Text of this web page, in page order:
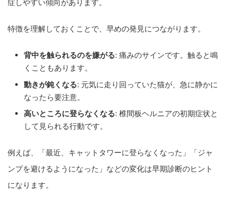
症しやすい傾向があります。
特徴を理解しておくことで、早めの発見につながります。
背中を触られるのを嫌がる: 痛みのサインです。触ると鳴
くこともあります。
動きが鈍くなる: 元気に走り回っていた猫が、急に静かに
なったら要注意。
高いところに登らなくなる: 椎間板ヘルニアの初期症状と
して見られる行動です。
例えば、「最近、キャットタワーに登らなくなった」「ジャ
ンプを避けるようになった」などの変化は早期診断のヒント
になります。